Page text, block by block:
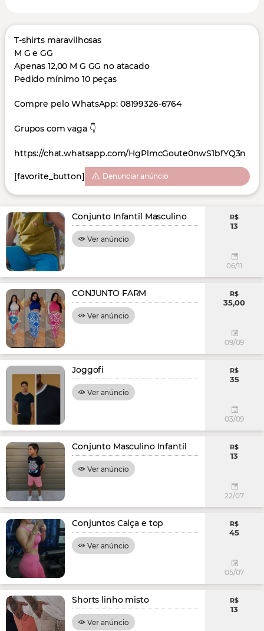
T-shirts maravilhosas
M G e GG
Apenas 12,00 M G GG no atacado
Pedido mínimo 10 peças
Compre pelo WhatsApp: 08199326-6764
Grupos com vaga 👇
https://chat.whatsapp.com/HgPlmcGoute0nwS1bfYQ3n
[favorite_button] Denunciar anúncio
Conjunto Infantil Masculino
Ver anúncio
R$
13
06/11
CONJUNTO FARM
Ver anúncio
R$
35,00
09/09
Joggofi
Ver anúncio
R$
35
03/09
Conjunto Masculino Infantil
Ver anúncio
R$
13
22/07
Conjuntos Calça e top
Ver anúncio
R$
45
05/07
Shorts linho misto
Ver anúncio
R$
13